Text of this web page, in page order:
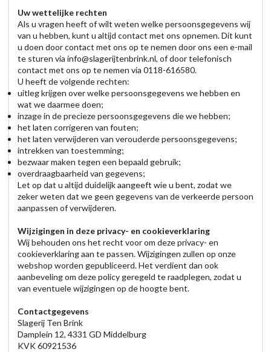
Uw wettelijke rechten
Als u vragen heeft of wilt weten welke persoonsgegevens wij
van u hebben, kunt u altijd contact met ons opnemen. Dit kunt
u doen door contact met ons op te nemen door ons een e-mail
te sturen via info@slagerijtenbrink.nl, of door telefonisch
contact met ons op te nemen via 0118-616580.
U heeft de volgende rechten:
uitleg krijgen over welke persoonsgegevens we hebben en
wat we daarmee doen;
inzage in de precieze persoonsgegevens die we hebben;
het laten corrigeren van fouten;
het laten verwijderen van verouderde persoonsgegevens;
intrekken van toestemming;
bezwaar maken tegen een bepaald gebruik;
overdraagbaarheid van gegevens;
Let op dat u altijd duidelijk aangeeft wie u bent, zodat we
zeker weten dat we geen gegevens van de verkeerde persoon
aanpassen of verwijderen.
Wijzigingen in deze privacy- en cookieverklaring
Wij behouden ons het recht voor om deze privacy- en
cookieverklaring aan te passen. Wijzigingen zullen op onze
webshop worden gepubliceerd. Het verdient dan ook
aanbeveling om deze policy geregeld te raadplegen, zodat u
van eventuele wijzigingen op de hoogte bent.
Contactgegevens
Slagerij Ten Brink
Damplein 12, 4331 GD Middelburg
KVK 60921536